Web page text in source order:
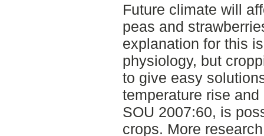
Future climate will
peas and
explanation for this
physiology, but
to give easy
temperature rise
SOU 2007:60, is
crops. More